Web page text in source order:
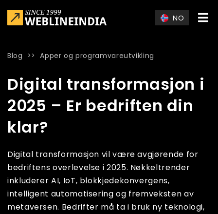
NO
Blog >>Apper og programvareutvikling
Digital transformasjon i
2025 – Er bedriften din
klar?
Digital transformasjon vil være avgjørende for
bedriftens overlevelse i 2025. Nøkkeltrender
inkluderer AI, IoT, blokkjedekonvergens,
intelligent automatisering og fremveksten av
metaversen. Bedrifter må ta i bruk ny teknologi,